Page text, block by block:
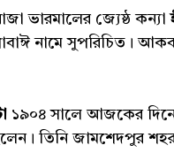
ভারমালের জ্যেষ্ঠ কন্যা
নামে সুপরিচিত।
১৯০৪ সালে আজকের দিনে
তিনি জামশেদপুর